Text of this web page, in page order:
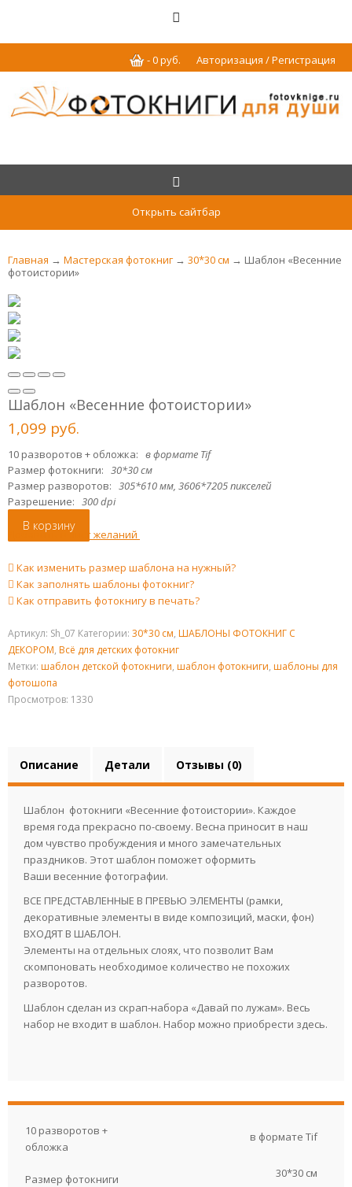
Авторизация / Регистрация
-0руб.
Открыть сайтбар
Главная → Мастерская фотокниг → 30*30 см → Шаблон «Весенние
фотоистории»
Шаблон «Весенние фотоистории»
1,099 руб.
10 разворотов + обложка: в формате Tif
Размер фотокниги: 30*30 см
Размер разворотов: 305*610 мм, 3606*7205 пикселей
Разрешение: 300 dpi
В корзину
Добавить в лист желаний
Как изменить размер шаблона на нужный?
Как заполнять шаблоны фотокниг?
Как отправить фотокнигу в печать?
Артикул: Sh_07 Категории: 30*30 см, ШАБЛОНЫ ФОТОКНИГ С
ДЕКОРОМ, Всё для детских фотокниг
Метки: шаблон детской фотокниги, шаблон фотокниги, шаблоны для
фотошопа
Просмотров: 1330
Описание Детали Отзывы (0)
Шаблон фотокниги «Весенние фотоистории». Каждое
время года прекрасно по-своему. Весна приносит в наш
дом чувство пробуждения и много замечательных
праздников. Этот шаблон поможет оформить
Ваши весенние фотографии.
ВСЕ ПРЕДСТАВЛЕННЫЕ В ПРЕВЬЮ ЭЛЕМЕНТЫ (рамки,
декоративные элементы в виде композиций, маски, фон)
ВХОДЯТ В ШАБЛОН.
Элементы на отдельных слоях, что позволит Вам
скомпоновать необходимое количество не похожих
разворотов.
Шаблон сделан из скрап-набора «Давай по лужам». Весь
набор не входит в шаблон. Набор можно приобрести здесь.
10 разворотов +
обложка
в формате Tif
Размер фотокниги 30*30 см